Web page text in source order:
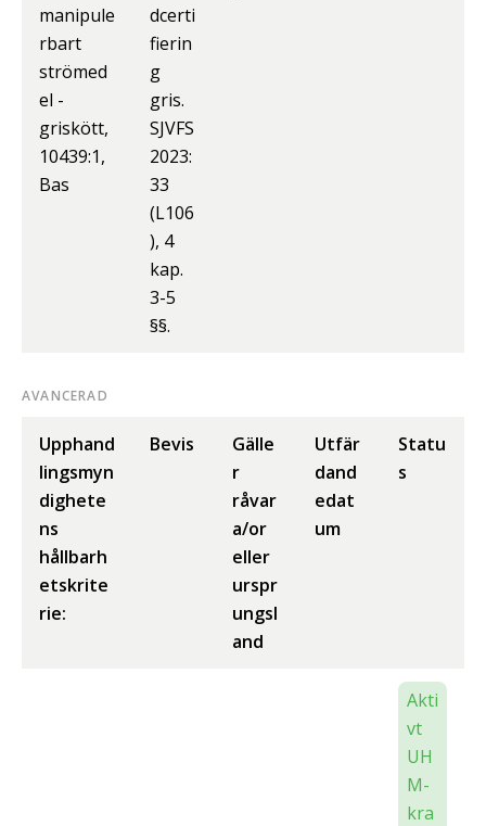
manipule
rbart
strömed
el -
griskött,
10439:1,
Bas
dcerti
fierin
g
gris.
SJVFS
2023:
33
(L106
), 4
kap.
3-5
§§.
AVANCERAD
Upphand
lingsmyn
dighete
ns
hållbarh
etskrite
rie:
Bevis
Gälle
r
råvar
a/or
eller
urspr
ungsl
and
Utfär
dand
edat
um
Statu
s
Akti
vt
UH
M-
kra